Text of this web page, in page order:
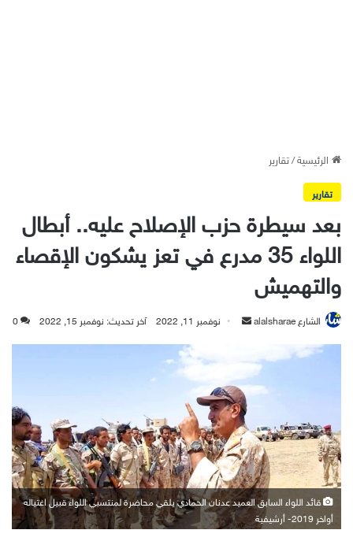
الرئيسية/تقارير
تقارير
بعد سيطرة حزب الإصلاح عليه.. أبطال
اللواء 35 مدرع في تعز يشكون الإقصاء
والتهميش
الشارع alalsharae
أرسل
إلكترونيا
نوفمبر 11, 2022 آخر تحديث: نوفمبر 15, 2022 0
قائد اللواء السابق العميد عدنان الحمادي يلقي محاضرة لمنتسبي اللواء قبيل اغتياله
أواخر 2019- أرشيفية